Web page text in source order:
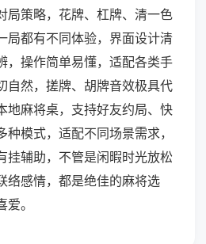
局策略，花牌、杠牌、清一色
局都有不同体验，界面设计清
，操作简单易懂，适配各类手
自然，搓牌、胡牌音效极具代
地麻将桌，支持好友约局、快
模式，适配不同场景需求，
挂辅助，不管是闲暇时光放松
络感情，都是绝佳的麻将选
。